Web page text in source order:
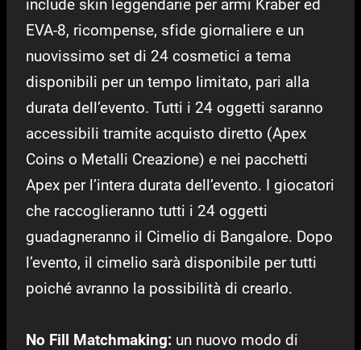
include skin leggendarie per armi Kraber ed
EVA-8, ricompense, sfide giornaliere e un
nuovissimo set di 24 cosmetici a tema
disponibili per un tempo limitato, pari alla
durata dell’evento. Tutti i 24 oggetti saranno
accessibili tramite acquisto diretto (Apex
Coins o Metalli Creazione) e nei pacchetti
Apex per l’intera durata dell’evento. I giocatori
che raccoglieranno tutti i 24 oggetti
guadagneranno il Cimelio di Bangalore. Dopo
l’evento, il cimelio sarà disponibile per tutti
poiché avranno la possibilità di crearlo.
No Fill Matchmaking: un nuovo modo di